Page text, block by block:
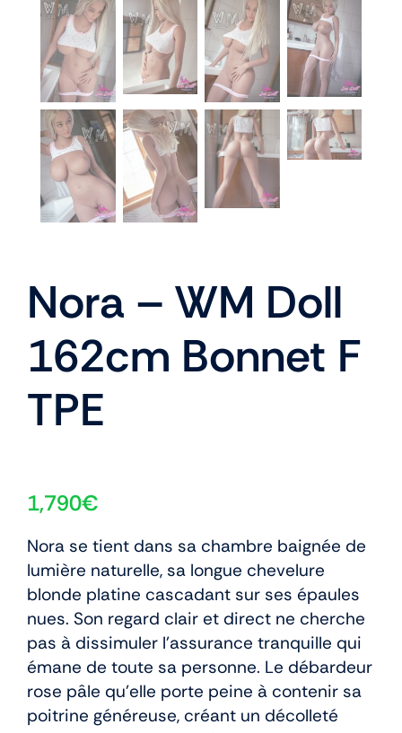
Nora – WM Doll
162cm Bonnet F
TPE
1,790€
Nora se tient dans sa chambre baignée de
lumière naturelle, sa longue chevelure
blonde platine cascadant sur ses épaules
nues. Son regard clair et direct ne cherche
pas à dissimuler l’assurance tranquille qui
émane de toute sa personne. Le débardeur
rose pâle qu’elle porte peine à contenir sa
poitrine généreuse, créant un décolleté